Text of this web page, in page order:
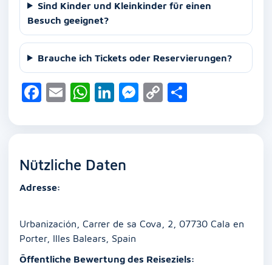
Sind Kinder und Kleinkinder für einen
Besuch geeignet?
Brauche ich Tickets oder Reservierungen?
F
c
b
o
k
E
ai
W
at
A
Li
k
dI
M
ss
C
p le
Nützliche Daten
Adresse:
Urbanización, Carrer de sa Cova, 2, 07730 Cala en
Porter, Illes Balears, Spain
Öffentliche Bewertung des Reiseziels: